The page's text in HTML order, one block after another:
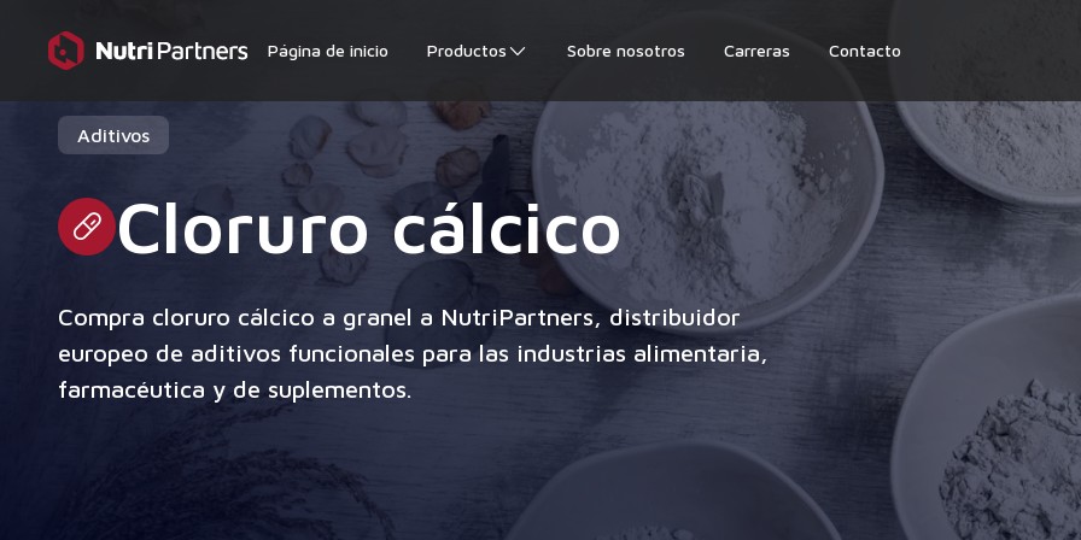
Página de inicio Productos Sobre nosotros Carreras Contacto
Aditivos
Cloruro cálcico
Compra cloruro cálcico a granel a NutriPartners, distribuidor
europeo de aditivos funcionales para las industrias alimentaria,
farmacéutica y de suplementos.